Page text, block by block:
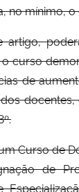
mínimo, o
artigo,
o curso
de
Curso de
de